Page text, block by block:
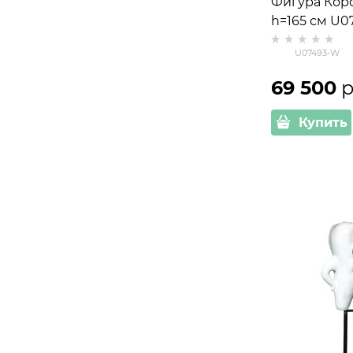
h=165 см
U07493-W
69 500
Купить